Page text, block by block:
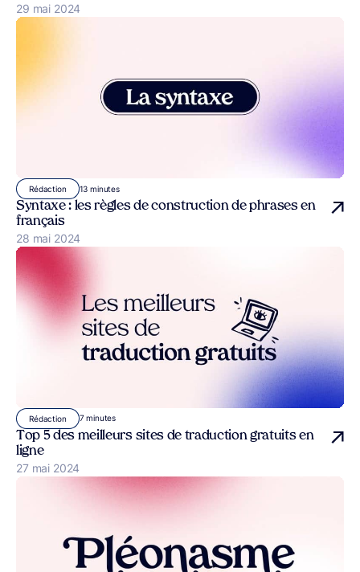
Publié le
29 mai 2024
Rédaction 13 minutes
Syntaxe : les règles de construction de phrases en
français
Publié le
28 mai 2024
Rédaction 7 minutes
Top 5 des meilleurs sites de traduction gratuits en
ligne
Publié le
27 mai 2024